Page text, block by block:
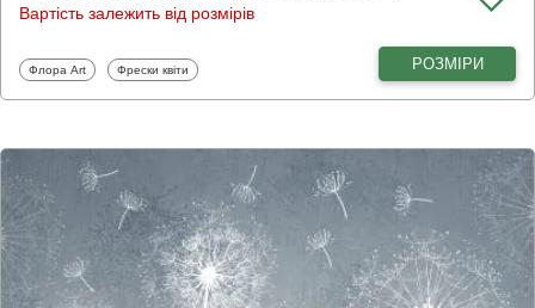
Вартість залежить від розмірів
Фотошпалери
Флора Art Фотошпалери
Фрески квіти РОЗМІРИ